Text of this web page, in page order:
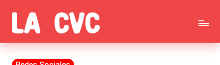
Saltar
al
contenido
C
o
Todas
las